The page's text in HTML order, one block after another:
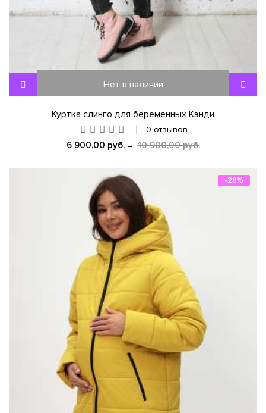
Нет в наличии
Куртка слинго для беременных Кэнди
0 отзывов
6 900,00 руб. 10 900,00 руб.
-28%